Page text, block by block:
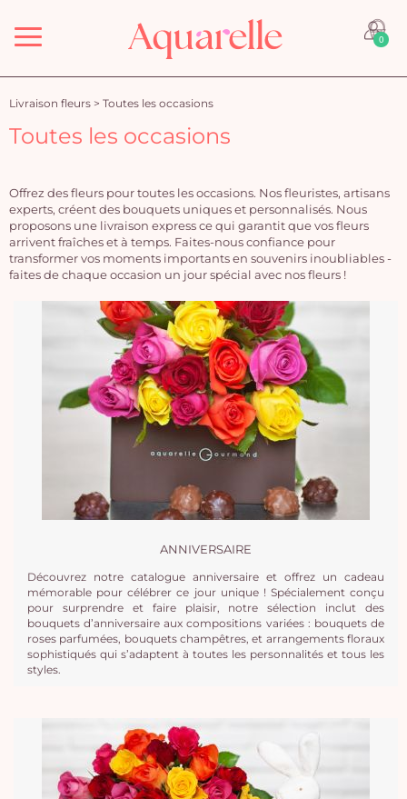
Menu 0
Livraison fleurs > Toutes les occasions
Toutes les occasions
Offrez des fleurs pour toutes les occasions. Nos fleuristes, artisans
experts, créent des bouquets uniques et personnalisés. Nous
proposons une livraison express ce qui garantit que vos fleurs
arrivent fraîches et à temps. Faites-nous confiance pour
transformer vos moments importants en souvenirs inoubliables -
faites de chaque occasion un jour spécial avec nos fleurs !
ANNIVERSAIRE
Découvrez notre catalogue anniversaire et offrez un cadeau
mémorable pour célébrer ce jour unique ! Spécialement conçu
pour surprendre et faire plaisir, notre sélection inclut des
bouquets d’anniversaire aux compositions variées : bouquets de
roses parfumées, bouquets champêtres, et arrangements floraux
sophistiqués qui s’adaptent à toutes les personnalités et tous les
styles.